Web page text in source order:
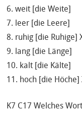
6. weit [die Weite]
7. leer [die Leere]
8. ruhig [die Ruhige]
9. lang [die Länge]
10. kalt [die Kälte]
11. hoch [die Höche]
K7 C17 Welches